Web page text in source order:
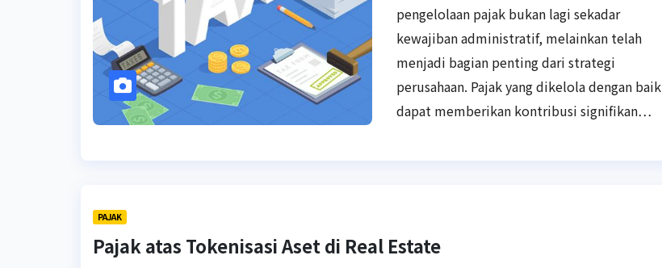
pengelolaan pajak bukan lagi sekadar
kewajiban administratif, melainkan telah
menjadi bagian penting dari strategi
perusahaan. Pajak yang dikelola dengan baik
dapat memberikan kontribusi signifikan…
PAJAK
Pajak atas Tokenisasi Aset di Real Estate